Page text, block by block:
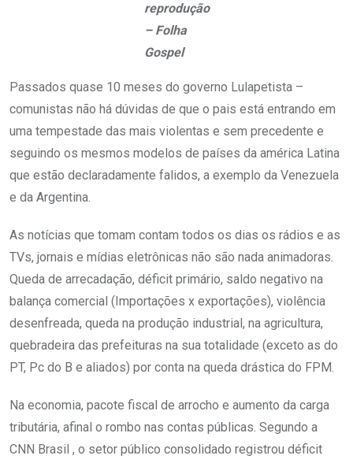
reprodução
– Folha
Gospel
Passados quase 10 meses do governo Lulapetista –
comunistas não há dúvidas de que o pais está entrando em
uma tempestade das mais violentas e sem precedente e
seguindo os mesmos modelos de países da américa Latina
que estão declaradamente falidos, a exemplo da Venezuela
e da Argentina.
As notícias que tomam contam todos os dias os rádios e as
TVs, jornais e mídias eletrônicas não são nada animadoras.
Queda de arrecadação, déficit primário, saldo negativo na
balança comercial (Importações x exportações), violência
desenfreada, queda na produção industrial, na agricultura,
quebradeira das prefeituras na sua totalidade (exceto as do
PT, Pc do B e aliados) por conta na queda drástica do FPM.
Na economia, pacote fiscal de arrocho e aumento da carga
tributária, afinal o rombo nas contas públicas. Segundo a
CNN Brasil , o setor público consolidado registrou déficit